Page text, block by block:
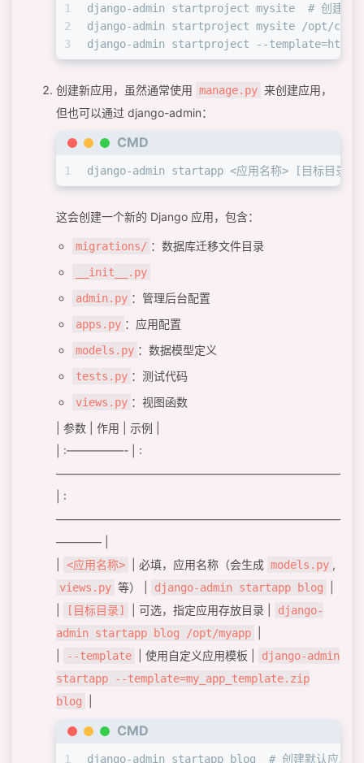
1
2
3
django-admin startproject mysite  # 创建默
django-admin startproject mysite /opt/code
django-admin startproject --
创建新应用，虽然通常使用 manage.py 来创建应用，
但也可以通过 django-admin：
CMD
1 django-admin startapp <应用名称> [目标目录]
这会创建一个新的 Django 应用，包含：
migrations/ ：数据库迁移文件目录
__init__.py
admin.py ：管理后台配置
apps.py ：应用配置
models.py ：数据模型定义
tests.py ：测试代码
views.py ：视图函数
| 参数 | 作用 | 示例 |
| :—————- | :
—————————————————————————
| :
—————————————————————————
———— |
<应用名称> | 必填，应用名称（会生成 models.py ,
views.py 等） | django-admin startapp blog
[目标目录] | 可选，指定应用存放目录 |
django-
admin startapp blog /opt/myapp
--template | 使用自定义应用模板 |
django-admin
startapp --template=my_app_template.zip
blog
CMD
1 django-admin startapp blog  # 创建默认应用